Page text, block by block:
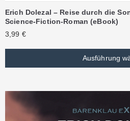
Erich Dolezal – Reise durch die
Science-Fiction-Roman (eBook)
3,99 €
Ausführung